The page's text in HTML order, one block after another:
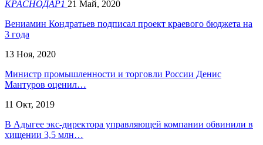
КРАСНОДАР1 21 Май, 2020
Вениамин Кондратьев подписал проект краевого бюджета на
3 года
13 Ноя, 2020
Министр промышленности и торговли России Денис
Мантуров оценил…
11 Окт, 2019
В Адыгее экс-директора управляющей компании обвинили в
хищении 3,5 млн…